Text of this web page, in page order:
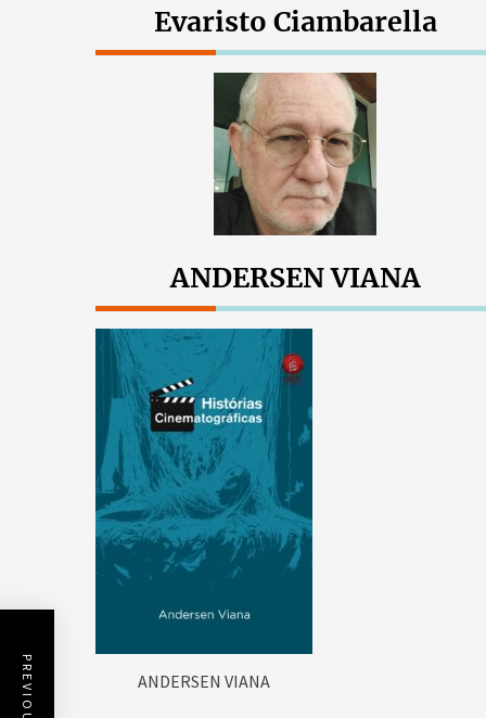
Evaristo Ciambarella
ANDERSEN VIANA
ANDERSEN VIANA